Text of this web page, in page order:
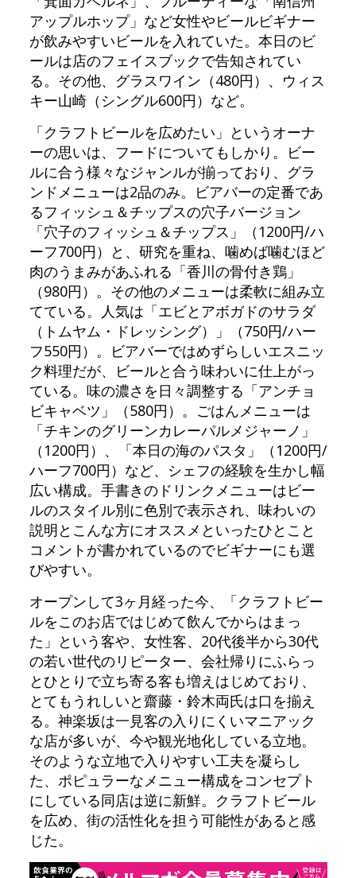
アップルホップ」など女性やビールビギナー
が飲みやすいビールを入れていた。本日のビ
ールは店のフェイスブックで告知されてい
る。その他、グラスワイン（480円）、ウィス
キー山崎（シングル600円）など。
「クラフトビールを広めたい」というオーナ
ーの思いは、フードについてもしかり。ビー
ルに合う様々なジャンルが揃っており、グラ
ンドメニューは2品のみ。ビアバーの定番であ
るフィッシュ＆チップスの穴子バージョン
「穴子のフィッシュ＆チップス」（1200円/ハ
ーフ700円）と、研究を重ね、噛めば噛むほど
肉のうまみがあふれる「香川の骨付き鶏」
（980円）。その他のメニューは柔軟に組み立
てている。人気は「エビとアボガドのサラダ
（トムヤム・ドレッシング）」（750円/ハー
フ550円）。ビアバーではめずらしいエスニッ
ク料理だが、ビールと合う味わいに仕上がっ
ている。味の濃さを日々調整する「アンチョ
ビキャベツ」（580円）。ごはんメニューは
「チキンのグリーンカレーパルメジャーノ」
（1200円）、「本日の海のパスタ」（1200円/
ハーフ700円）など、シェフの経験を生かし幅
広い構成。手書きのドリンクメニューはビー
ルのスタイル別に色別で表示され、味わいの
説明とこんな方にオススメといったひとこと
コメントが書かれているのでビギナーにも選
びやすい。
オープンして3ヶ月経った今、「クラフトビー
ルをこのお店ではじめて飲んでからはまっ
た」という客や、女性客、20代後半から30代
の若い世代のリピーター、会社帰りにふらっ
とひとりで立ち寄る客も増えはじめており、
とてもうれしいと齋藤・鈴木両氏は口を揃え
る。神楽坂は一見客の入りにくいマニアック
な店が多いが、今や観光地化している立地。
そのような立地で入りやすい工夫を凝らし
た、ポピュラーなメニュー構成をコンセプト
にしている同店は逆に新鮮。クラフトビール
を広め、街の活性化を担う可能性があると感
じた。